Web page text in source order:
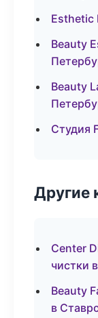
Esthetic
Beauty
Beauty
Студия
Другие
Center
чистки
Beauty
в